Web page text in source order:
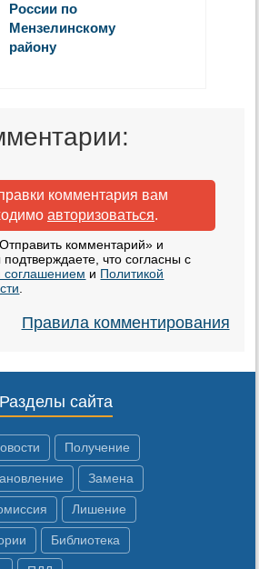
России по
Мензелинскому
району
комментария вам
авторизоваться.
комментарий» и
что согласны с
соглашением и Политикой
Правила комментирования
Разделы сайта
Получение
Замена
Лишение
Библиотека